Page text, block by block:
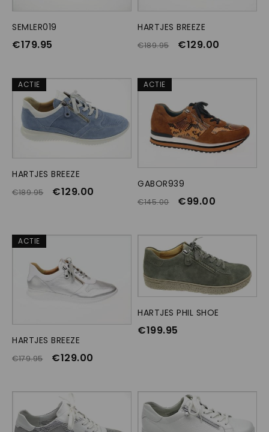
OPTIES SELECTEREN
SEMLER019
€179.95
OPTIES SELECTEREN
HARTJES BREEZE
€189.95 €129.00
ACTIE
OPTIES SELECTEREN
HARTJES BREEZE
€189.95 €129.00
ACTIE
OPTIES SELECTEREN
GABOR939
€145.00 €99.00
ACTIE
OPTIES SELECTEREN
HARTJES BREEZE
€179.95 €129.00
OPTIES SELECTEREN
HARTJES PHIL SHOE
€199.95